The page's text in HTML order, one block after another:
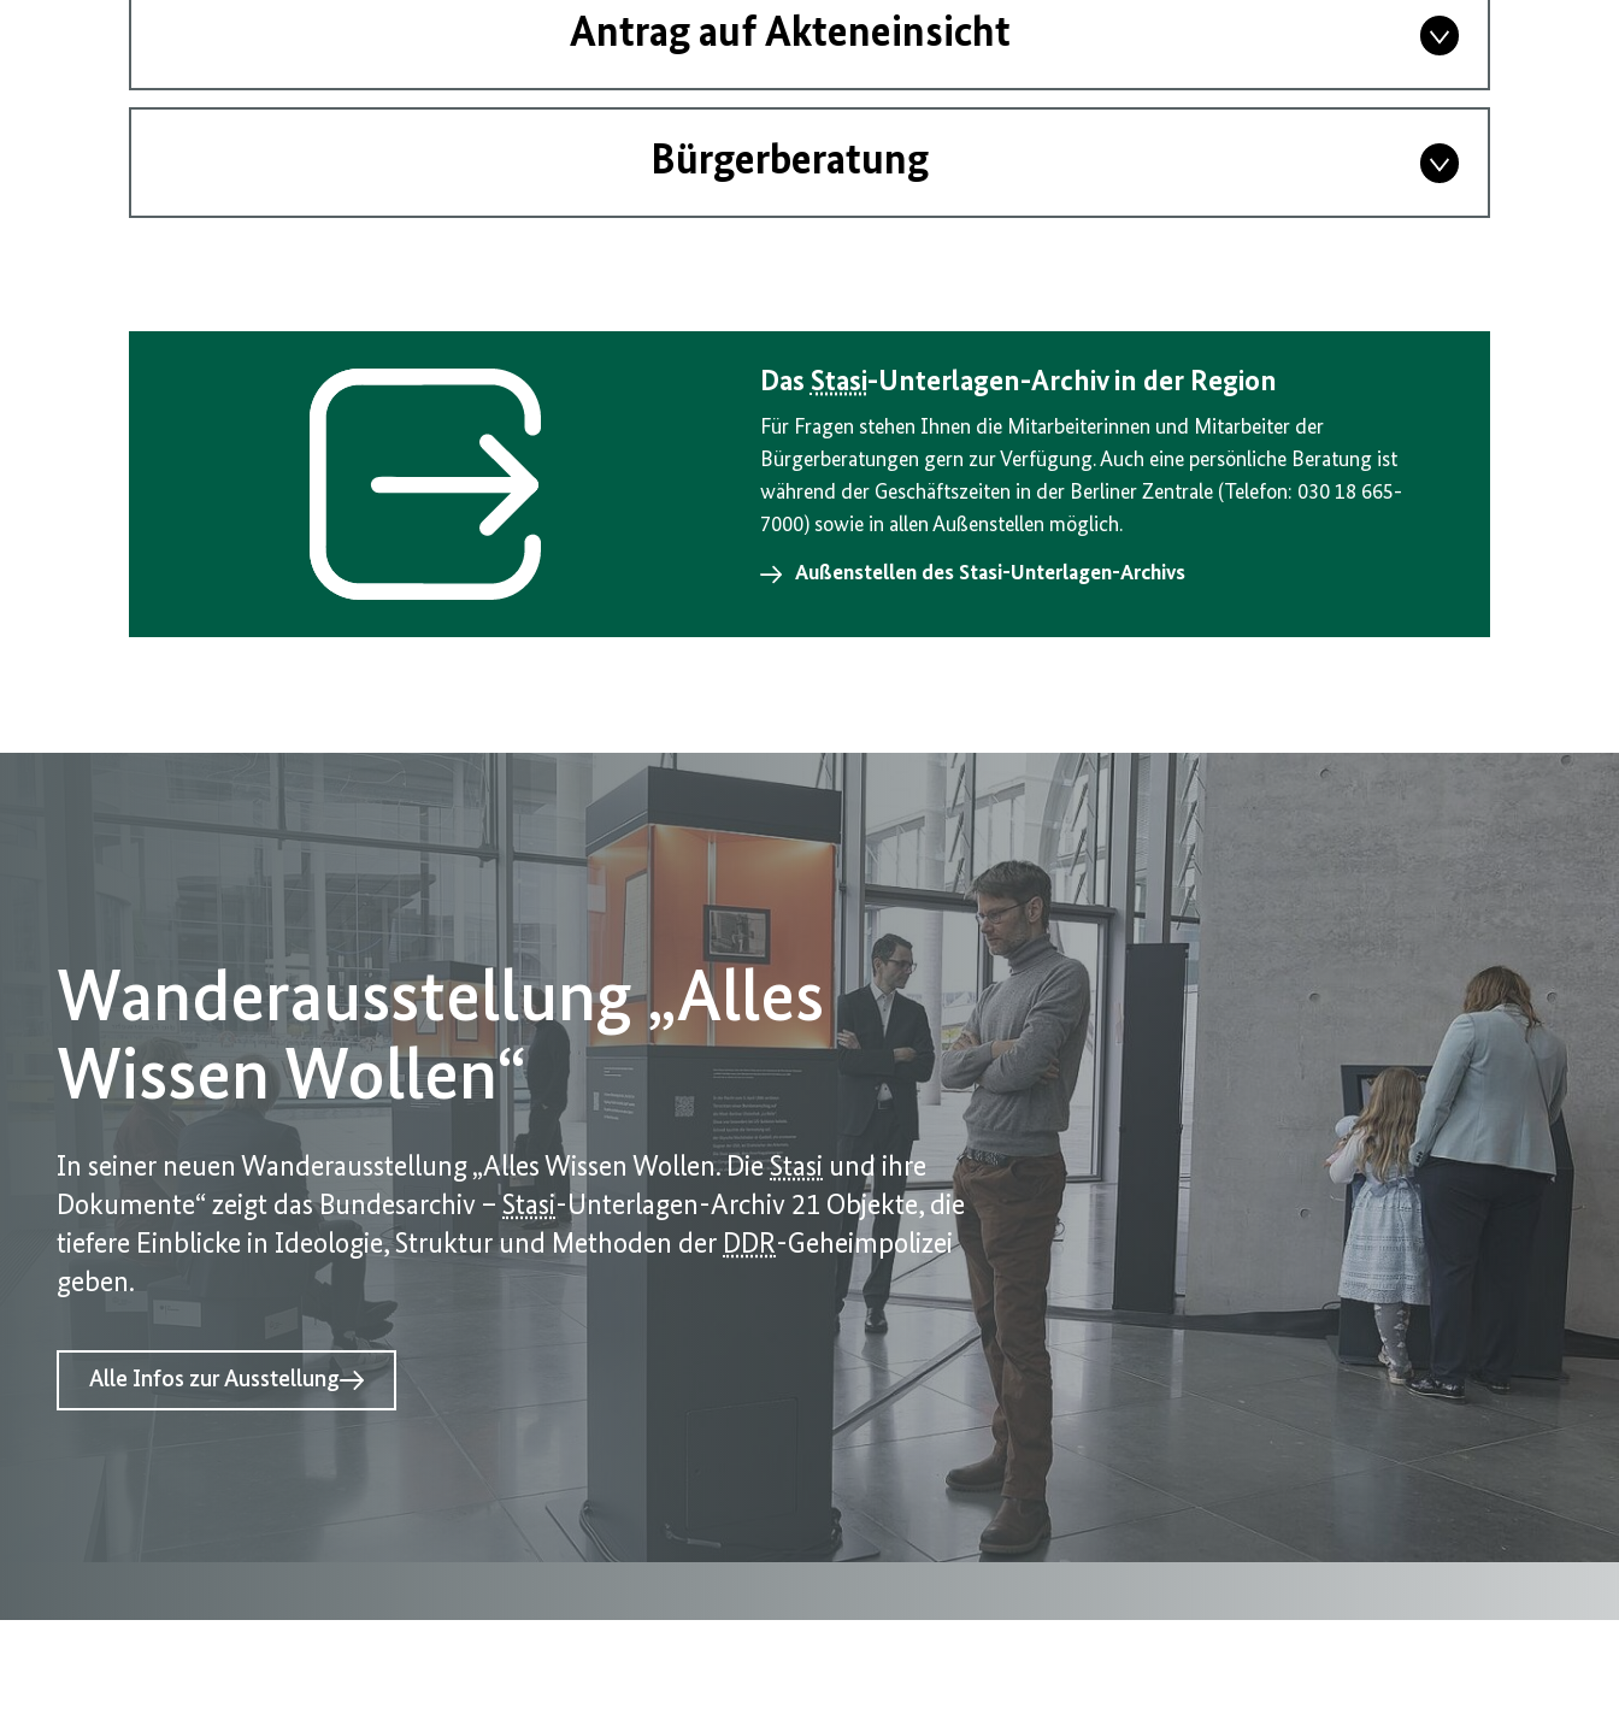
Antrag auf Akteneinsicht
Bürgerberatung
Interner
Das Stasi-Unterlagen-Archiv in der Region
Für Fragen stehen Ihnen die Mitarbeiterinnen und Mitarbeiter der
Bürgerberatungen gern zur Verfügung. Auch eine persönliche Beratung ist
während der Geschäftszeiten in der Berliner Zentrale (Telefon: 030 18 665-
7000) sowie in allen Außenstellen möglich.
Außenstellen des Stasi-Unterlagen-Archivs
Wanderausstellung „Alles
Wissen Wollen“
In seiner neuen Wanderausstellung „Alles Wissen Wollen. DieStasi und ihre
Dokumente“ zeigt das Bundesarchiv –Stasi-Unterlagen-Archiv 21 Objekte, die
tiefere Einblicke in Ideologie, Struktur und Methoden der DDR-Geheimpolizei
geben.
Alle Infos zur Ausstellung